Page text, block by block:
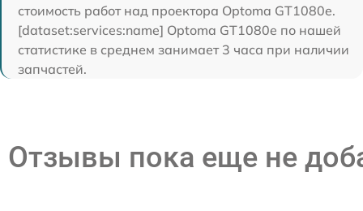
стоимость работ над проектора Optoma GT1080e.
[dataset:services:name] Optoma GT1080e по нашей
статистике в среднем занимает 3 часа при наличии
запчастей.
Отзывы пока еще не